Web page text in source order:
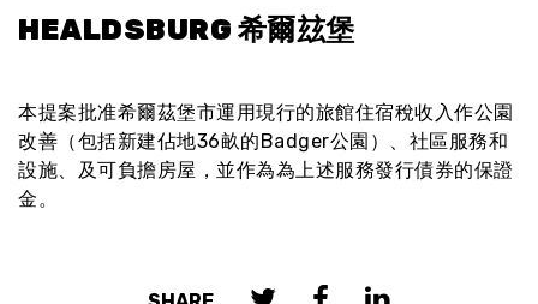
HEALDSBURG 希爾玆堡
本提案批准希爾茲堡市運用現行的旅館住宿稅收入作公園
改善（包括新建佔地36畝的Badger公園）、社區服務和
設施、及可負擔房屋，並作為為上述服務發行債券的保證
金。